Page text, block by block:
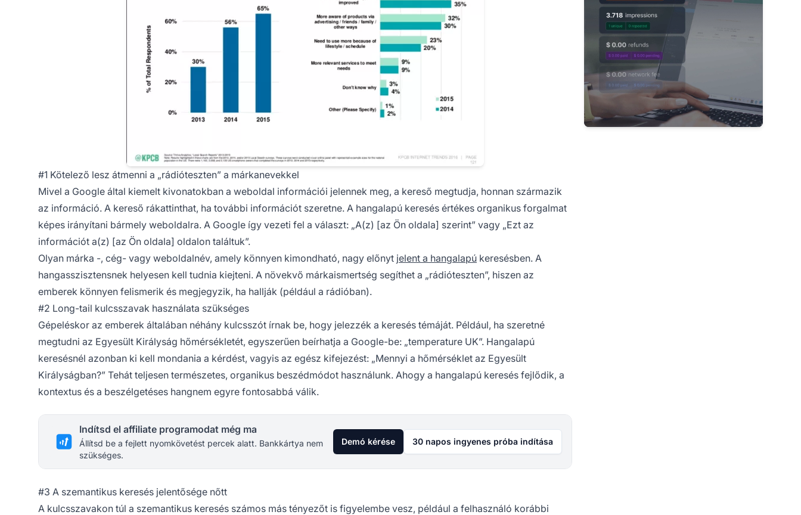
#1 Kötelező lesz átmenni a „rádióteszten” a márkanevekkel
Mivel a Google által kiemelt kivonatokban a weboldal információi jelennek meg, a kereső megtudja, honnan származik
az információ. A kereső rákattinthat, ha további információt szeretne. A hangalapú keresés értékes organikus forgalmat
képes irányítani bármely weboldalra. A Google így vezeti fel a választ: „A(z) [az Ön oldala] szerint” vagy „Ezt az
információt a(z) [az Ön oldala] oldalon találtuk”.
Olyan márka -, cég- vagy weboldalnév, amely könnyen kimondható, nagy előnyt jelent a hangalapú keresésben. A
hangasszisztensnek helyesen kell tudnia kiejteni. A növekvő márkaismertség segíthet a „rádióteszten”, hiszen az
emberek könnyen felismerik és megjegyzik, ha hallják (például a rádióban).
#2 Long-tail kulcsszavak használata szükséges
Gépeléskor az emberek általában néhány kulcsszót írnak be, hogy jelezzék a keresés témáját. Például, ha szeretné
megtudni az Egyesült Királyság hőmérsékletét, egyszerűen beírhatja a Google-be: „temperature UK”. Hangalapú
keresésnél azonban ki kell mondania a kérdést, vagyis az egész kifejezést: „Mennyi a hőmérséklet az Egyesült
Királyságban?” Tehát teljesen természetes, organikus beszédmódot használunk. Ahogy a hangalapú keresés fejlődik, a
kontextus és a beszélgetéses hangnem egyre fontosabbá válik.
Indítsd el affiliate programodat még ma
Állítsd be a fejlett nyomkövetést percek alatt. Bankkártya nem
szükséges.
Demó kérése 30 napos ingyenes próba indítása
#3 A szemantikus keresés jelentősége nőtt
A kulcsszavakon túl a szemantikus keresés számos más tényezőt is figyelembe vesz, például a felhasználó korábbi